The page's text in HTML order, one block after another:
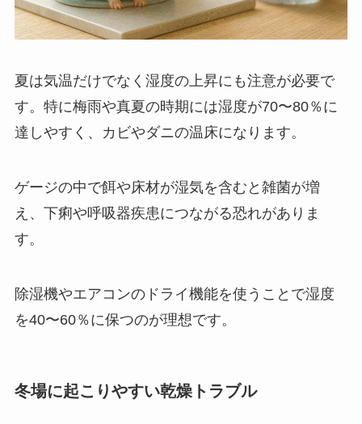
夏は気温だけでなく湿度の上昇にも注意が必要で
す。特に梅雨や真夏の時期には湿度が70〜80％に
達しやすく、カビやダニの温床になります。
ゲージの中で餌や床材が湿気を含むと雑菌が増
え、下痢や呼吸器疾患につながる恐れがありま
す。
除湿機やエアコンのドライ機能を使うことで湿度
を40〜60％に保つのが理想です。
冬場に起こりやすい乾燥トラブル